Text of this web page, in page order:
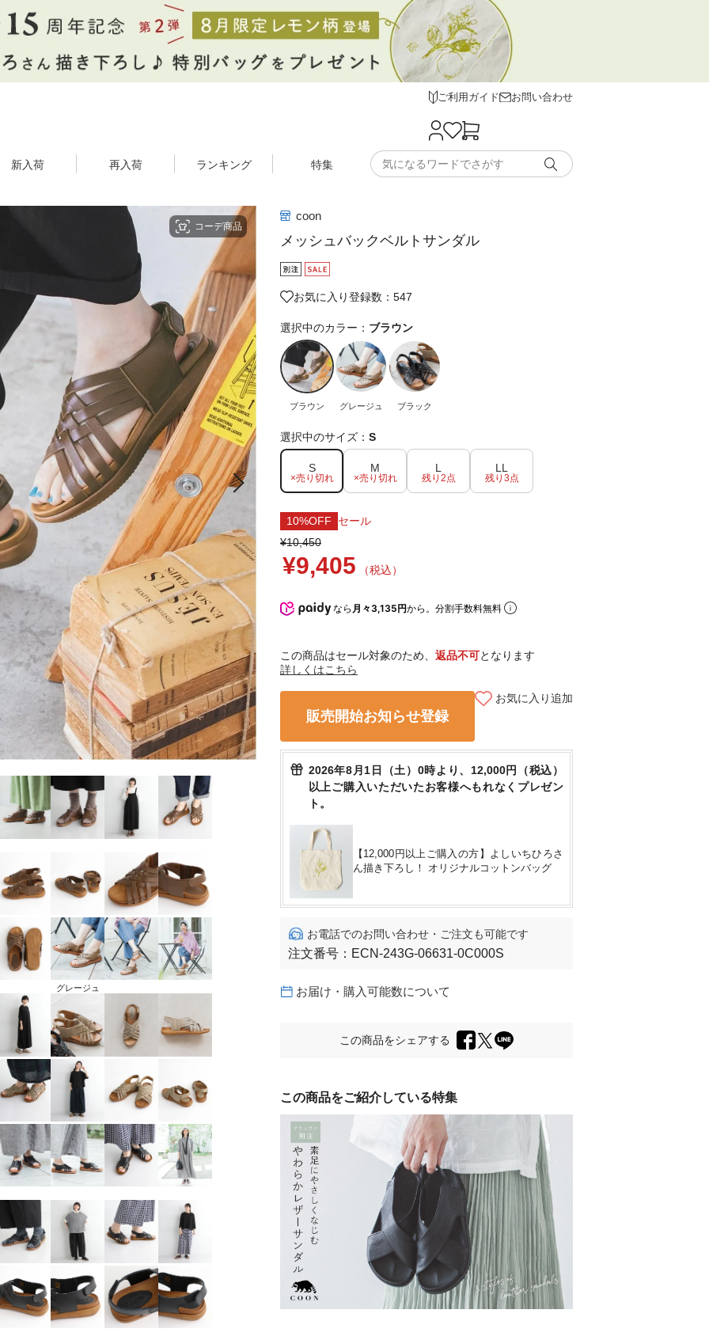
ご利用ガイド お問い合わせ
新入荷 再入荷 ランキング 特集
コーデ商品
グレージュ
coon
メッシュバックベルトサンダル
お気に入り登録数：547
選択中のカラー： ブラウン
ブラウン グレージュ ブラック
選択中のサイズ： S
S
×売り切れ
M
×売り切れ
L
残り2点
LL
残り3点
10%OFF
セール
¥10,450
¥9,405 （税込）
なら 月々3,135円から。分割手数料無料
この商品はセール対象のため、 返品不可となります
詳しくはこちら
販売開始お知らせ登録
お気に入り追加
2026年8月1日（土）0時より、12,000円（税込）
以上ご購入いただいたお客様へもれなくプレゼン
ト。
【12,000円以上ご購入の方】よしいちひろさ
ん描き下ろし！ オリジナルコットンバッグ
お電話でのお問い合わせ・ご注文も可能です
注文番号： ECN-243G-06631-0C000S
お届け・購入可能数について
この商品をシェアする
この商品をご紹介している特集